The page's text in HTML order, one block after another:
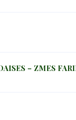
– ZMES